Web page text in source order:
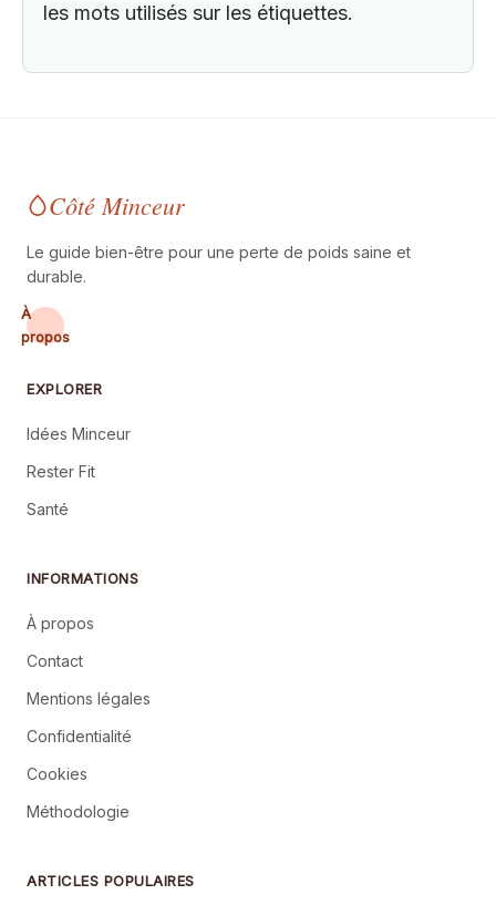
les mots utilisés sur les étiquettes.
Côté Minceur
Le guide bien-être pour une perte de poids saine et
durable.
À
propos
EXPLORER
Idées Minceur
Rester Fit
Santé
INFORMATIONS
À propos
Contact
Mentions légales
Confidentialité
Cookies
Méthodologie
ARTICLES POPULAIRES